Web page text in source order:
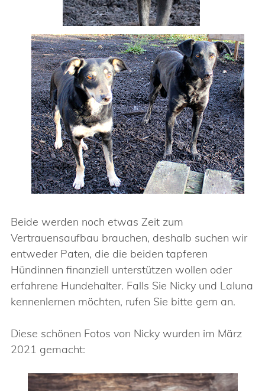
Beide werden noch etwas Zeit zum
Vertrauensaufbau brauchen, deshalb suchen wir
entweder Paten, die die beiden tapferen
Hündinnen finanziell unterstützen wollen oder
erfahrene Hundehalter. Falls Sie Nicky und Laluna
kennenlernen möchten, rufen Sie bitte gern an.
Diese schönen Fotos von Nicky wurden im März
2021 gemacht: